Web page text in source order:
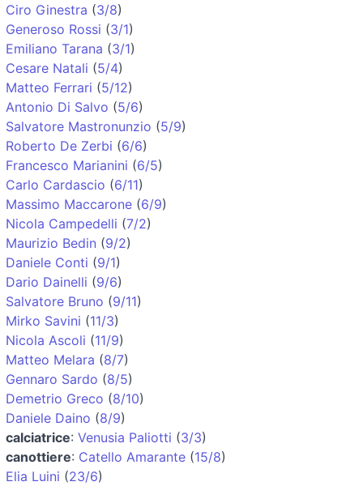
Ciro Ginestra (3/8)
Generoso Rossi (3/1)
Emiliano Tarana (3/1)
Cesare Natali (5/4)
Matteo Ferrari (5/12)
Antonio Di Salvo (5/6)
Salvatore Mastronunzio (5/9)
Roberto De Zerbi (6/6)
Francesco Marianini (6/5)
Carlo Cardascio (6/11)
Massimo Maccarone (6/9)
Nicola Campedelli (7/2)
Maurizio Bedin (9/2)
Daniele Conti (9/1)
Dario Dainelli (9/6)
Salvatore Bruno (9/11)
Mirko Savini (11/3)
Nicola Ascoli (11/9)
Matteo Melara (8/7)
Gennaro Sardo (8/5)
Demetrio Greco (8/10)
Daniele Daino (8/9)
calciatrice: Venusia Paliotti (3/3)
canottiere: Catello Amarante (15/8)
Elia Luini (23/6)